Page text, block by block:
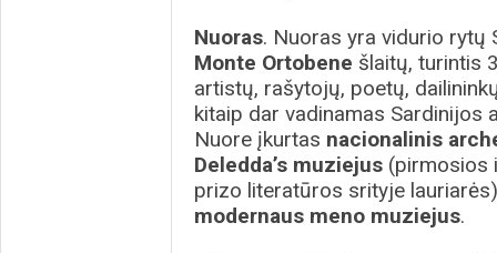
Nuoras. Nuoras yra vidurio rytų
Monte Ortobene šlaitų, turintis
artistų, rašytojų, poetų,
kitaip dar vadinamas Sardinijos
Nuore įkurtas nacionalinis
Deledda’s muziejus (pirmosios
prizo literatūros srityje
modernaus meno muziejus.